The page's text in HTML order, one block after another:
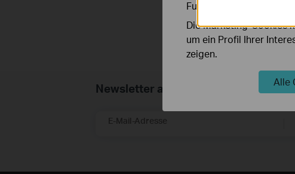
Newsletter abonnieren
E-Mail-Adresse
Funktionsweise unserer
Die Marketing-Cookies
um ein Profil Ihrer
zeigen.
Alle